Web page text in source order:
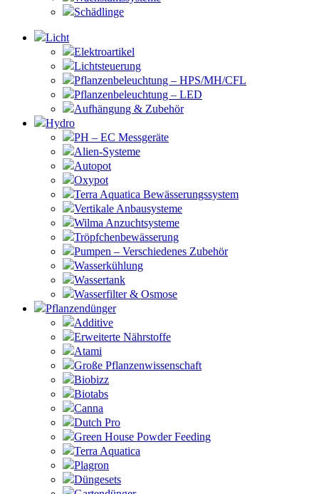
Schädlinge
Licht
Elektroartikel
Lichtsteuerung
Pflanzenbeleuchtung – HPS/MH/CFL
Pflanzenbeleuchtung – LED
Aufhängung & Zubehör
Hydro
PH – EC Messgeräte
Alien-Systeme
Autopot
Oxypot
Terra Aquatica Bewässerungssystem
Vertikale Anbausysteme
Wilma Anzuchtsysteme
Tröpfchenbewässerung
Pumpen – Verschiedenes Zubehör
Wasserkühlung
Wassertank
Wasserfilter & Osmose
Pflanzendünger
Additive
Erweiterte Nährstoffe
Atami
Große Pflanzenwissenschaft
Biobizz
Biotabs
Canna
Dutch Pro
Green House Powder Feeding
Terra Aquatica
Plagron
Düngesets